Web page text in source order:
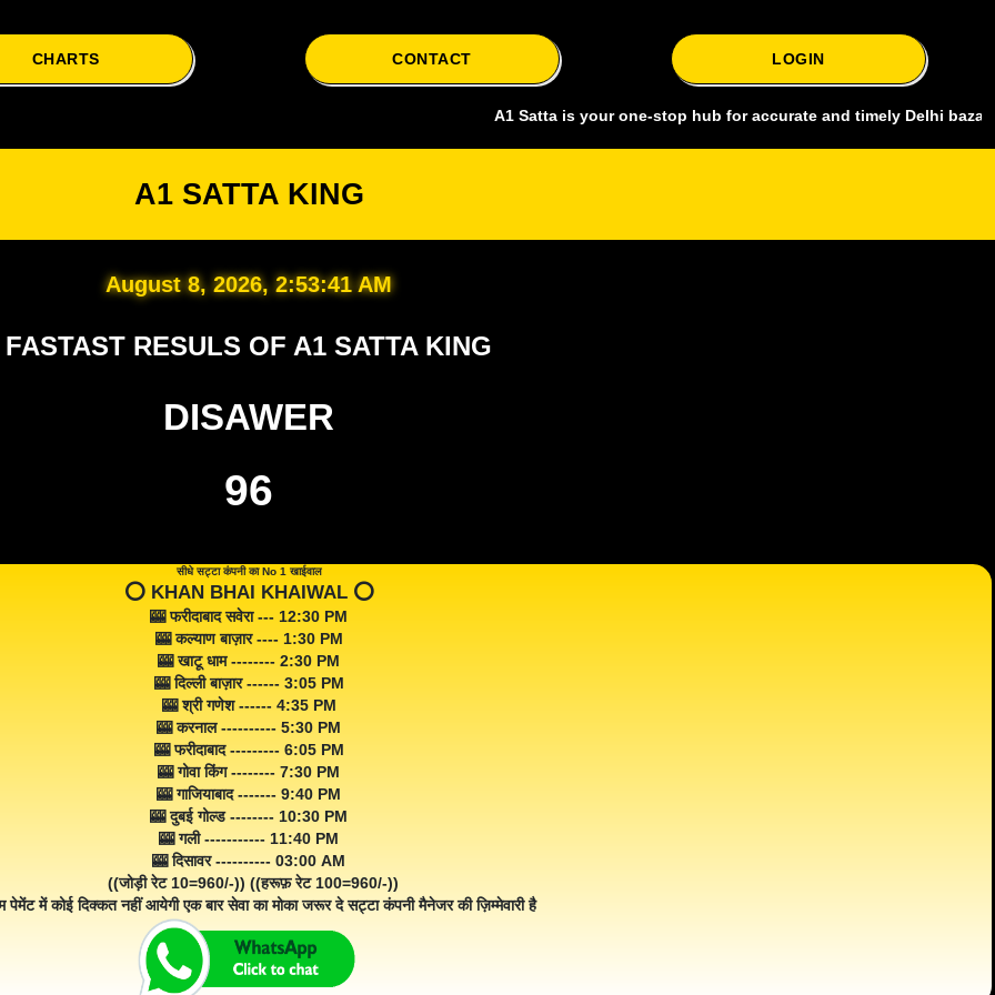
CHARTS CONTACT LOGIN
A1 Satta is your one-stop hub for accurate and timely Delhi bazar
A1 SATTA KING
August 8, 2026, 2:53:41 AM
FASTAST RESULS OF A1 SATTA KING
DISAWER
96
सीधे सट्टा कंपनी का No 1 खाईवाल
⭕️ KHAN BHAI KHAIWAL ⭕️
🎰 फरीदाबाद सवेरा --- 12:30 PM
🎰 कल्याण बाज़ार ---- 1:30 PM
🎰 खाटू धाम -------- 2:30 PM
🎰 दिल्ली बाज़ार ------ 3:05 PM
🎰 श्री गणेश ------ 4:35 PM
🎰 करनाल ---------- 5:30 PM
🎰 फरीदाबाद --------- 6:05 PM
🎰 गोवा किंग -------- 7:30 PM
🎰 गाजियाबाद ------- 9:40 PM
🎰 दुबई गोल्ड -------- 10:30 PM
🎰 गली ----------- 11:40 PM
🎰 दिसावर ---------- 03:00 AM
((जोड़ी रेट 10=960/-)) ((हरूफ़ रेट 100=960/-))
पेमेंट में कोई दिक्कत नहीं आयेगी एक बार सेवा का मोका जरूर दे सट्टा कंपनी मैनेजर की ज़िम्मेवारी है